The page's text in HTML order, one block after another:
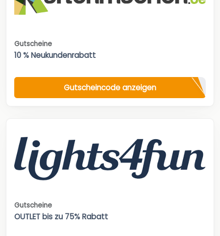
Gutscheine
10 % Neukundenrabatt
Gutscheincode anzeigen
Gutscheine
OUTLET bis zu 75% Rabatt